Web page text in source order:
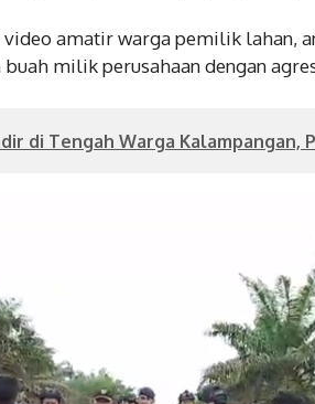
video amatir warga pemilik lahan,
buah milik perusahaan dengan
di Tengah Warga Kalampangan,